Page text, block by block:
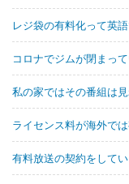
レジ袋の有料化って英
コロナでジムが閉まっ
私の家ではその番組は
ライセンス料が海外で
有料放送の契約をして